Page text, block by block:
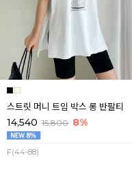
스트릿 머니 트임 박스 롱 반팔티
14,540 15,800 8%
F(44-88)